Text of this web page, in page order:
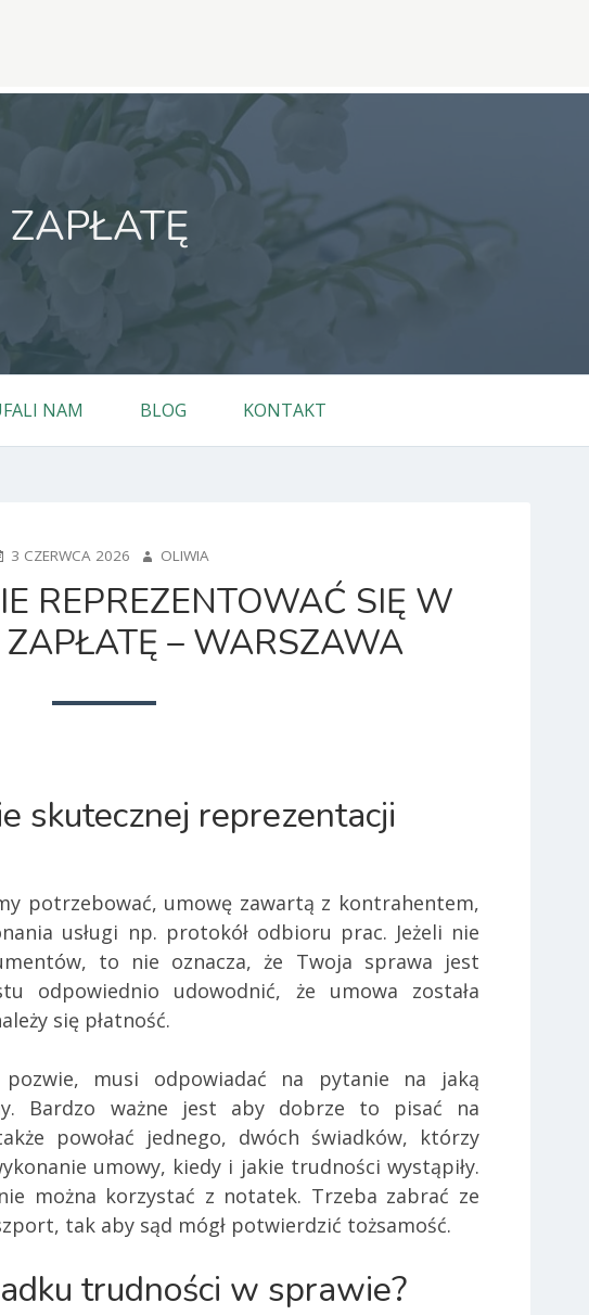
NAM BLOG KONTAKT
3 CZERWCA 2026 AUTHOR
OLIWIA
REPREZENTOWAĆ SIĘ W
– WARSZAWA
skutecznej reprezentacji
potrzebować, umowę zawartą z kontrahentem,
usługi np. protokół odbioru prac. Jeżeli nie
to nie oznacza, że Twoja sprawa jest
odpowiednio udowodnić, że umowa została
się płatność.
pozwie, musi odpowiadać na pytanie na jaką
Bardzo ważne jest aby dobrze to pisać na
powołać jednego, dwóch świadków, którzy
umowy, kiedy i jakie trudności wystąpiły.
można korzystać z notatek. Trzeba zabrać ze
tak aby sąd mógł potwierdzić tożsamość.
trudności w sprawie?